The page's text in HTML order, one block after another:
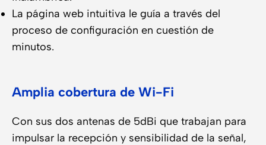
La página web intuitiva le guía a través del
proceso de configuración en cuestión de
minutos.
Amplia cobertura de Wi-Fi
Con sus dos antenas de 5dBi que trabajan para
impulsar la recepción y sensibilidad de la señal,